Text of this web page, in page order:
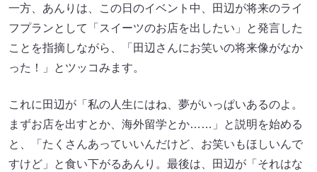
一方、あんりは、この日のイベント中、田辺が将来のライ
フプランとして「スイーツのお店を出したい」と発言した
ことを指摘しながら、「田辺さんにお笑いの将来像がなか
った！」とツッコみます。
これに田辺が「私の人生にはね、夢がいっぱいあるのよ。
まずお店を出すとか、海外留学とか……」と説明を始める
と、「たくさんあっていいんだけど、お笑いもほしいんで
すけど」と食い下がるあんり。最後は、田辺が「それはな